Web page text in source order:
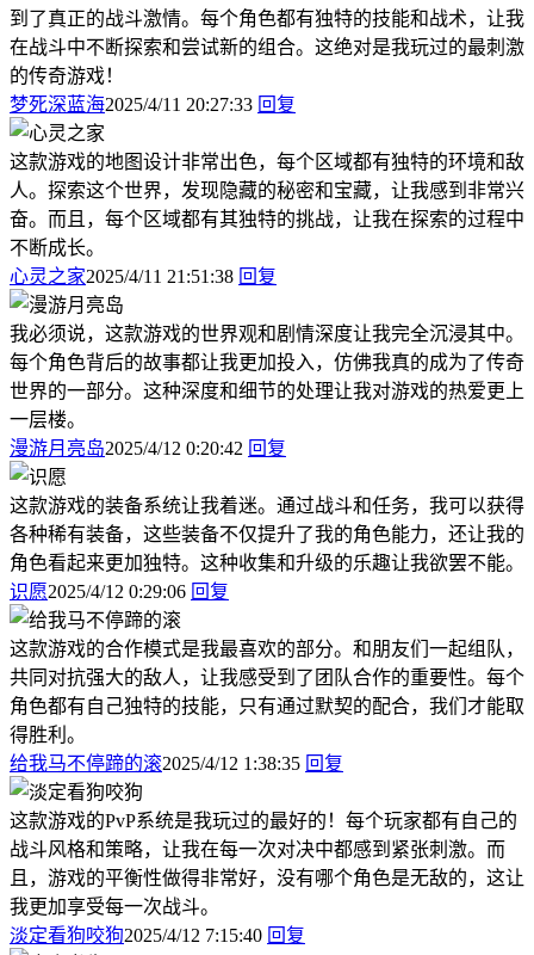
到了真正的战斗激情。每个角色都有独特的技能和战术，让我
在战斗中不断探索和尝试新的组合。这绝对是我玩过的最刺激
的传奇游戏！
梦死深蓝海2025/4/11 20:27:33 回复
这款游戏的地图设计非常出色，每个区域都有独特的环境和敌
人。探索这个世界，发现隐藏的秘密和宝藏，让我感到非常兴
奋。而且，每个区域都有其独特的挑战，让我在探索的过程中
不断成长。
心灵之家2025/4/11 21:51:38 回复
我必须说，这款游戏的世界观和剧情深度让我完全沉浸其中。
每个角色背后的故事都让我更加投入，仿佛我真的成为了传奇
世界的一部分。这种深度和细节的处理让我对游戏的热爱更上
一层楼。
漫游月亮岛2025/4/12 0:20:42 回复
这款游戏的装备系统让我着迷。通过战斗和任务，我可以获得
各种稀有装备，这些装备不仅提升了我的角色能力，还让我的
角色看起来更加独特。这种收集和升级的乐趣让我欲罢不能。
识愿2025/4/12 0:29:06 回复
这款游戏的合作模式是我最喜欢的部分。和朋友们一起组队，
共同对抗强大的敌人，让我感受到了团队合作的重要性。每个
角色都有自己独特的技能，只有通过默契的配合，我们才能取
得胜利。
给我马不停蹄的滚2025/4/12 1:38:35 回复
这款游戏的PvP系统是我玩过的最好的！每个玩家都有自己的
战斗风格和策略，让我在每一次对决中都感到紧张刺激。而
且，游戏的平衡性做得非常好，没有哪个角色是无敌的，这让
我更加享受每一次战斗。
淡定看狗咬狗2025/4/12 7:15:40 回复